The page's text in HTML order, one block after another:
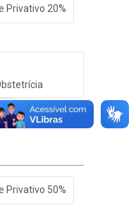
Privativo 20%
Privativo 50%